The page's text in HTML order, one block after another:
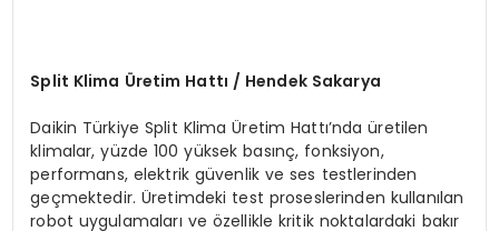
Split Klima Üretim Hattı / Hendek Sakarya
Daikin Türkiye Split Klima Üretim Hattı’nda üretilen
klimalar, yüzde 100 yüksek basınç, fonksiyon,
performans, elektrik güvenlik ve ses testlerinden
geçmektedir. Üretimdeki test proseslerinden kullanılan
robot uygulamaları ve özellikle kritik noktalardaki bakır